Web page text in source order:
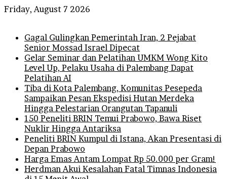
Friday, August 7 2026
Gagal Gulingkan Pemerintah Iran, 2 Pejabat
Senior Mossad Israel Dipecat
Gelar Seminar dan Pelatihan UMKM Wong Kito
Level Up, Pelaku Usaha di Palembang Dapat
Pelatihan AI
Tiba di Kota Palembang, Komunitas Pesepeda
Sampaikan Pesan Ekspedisi Hutan Merdeka
Hingga Pelestarian Orangutan Tapanuli
150 Peneliti BRIN Temui Prabowo, Bawa Riset
Nuklir Hingga Antariksa
Peneliti BRIN Kumpul di Istana, Akan Presentasi di
Depan Prabowo
Harga Emas Antam Lompat Rp 50.000 per Gram!
Herdman Akui Kesalahan Fatal Timnas Indonesia